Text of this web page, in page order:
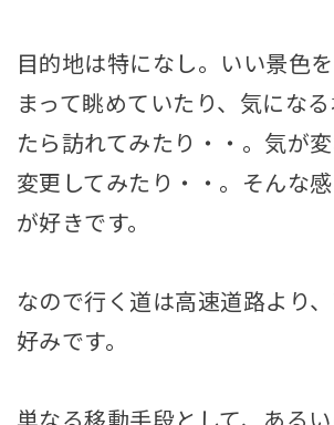
目的地は特になし。いい景色
まって眺めていたり、気にな
たら訪れてみたり・・。気が
変更してみたり・・。そんな
が好きです。
なので行く道は高速道路より
好みです。